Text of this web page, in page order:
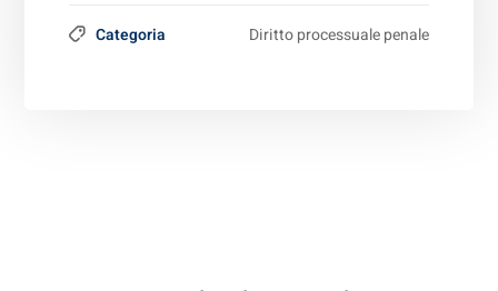
Categoria Diritto processuale penale